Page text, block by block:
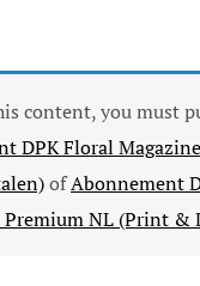
content, you must
DPK Floral
ofAbonnement
Premium NL (Print &